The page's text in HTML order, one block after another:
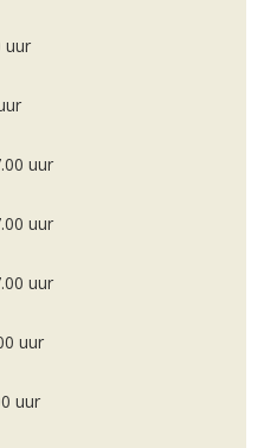
uur
uur
uur
uur
uur
uur